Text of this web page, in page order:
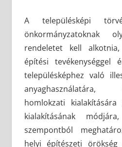
A településképi
önkormányzatoknak
rendeletet kell
építési tevékenységgel
településképhez való
anyaghasználatára,
homlokzati
kialakításának
szempontból
helyi építészeti